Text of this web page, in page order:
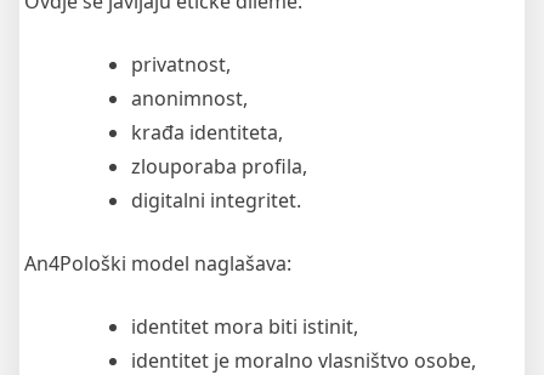
privatnost,
anonimnost,
krađa identiteta,
zlouporaba profila,
digitalni integritet.
An4Pološki model naglašava:
identitet mora biti istinit,
identitet je moralno vlasništvo osobe,